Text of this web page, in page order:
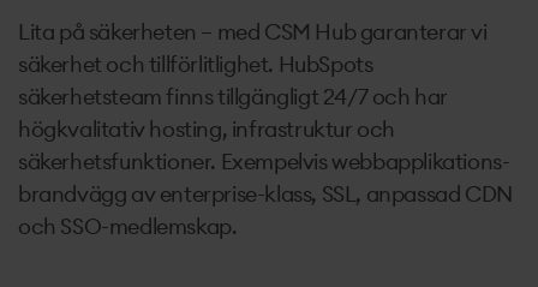
Lita på säkerheten – med CSM Hub garanterar vi
säkerhet och tillförlitlighet. HubSpots
säkerhetsteam finns tillgängligt 24/7 och har
högkvalitativ hosting, infrastruktur och
säkerhetsfunktioner. Exempelvis webbapplikations-
brandvägg av enterprise-klass, SSL, anpassad CDN
och SSO-medlemskap.